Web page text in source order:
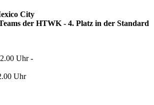
City
der HTWK - 4. Platz in der Standard
Uhr -
Uhr